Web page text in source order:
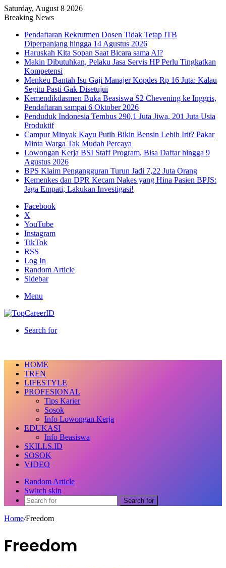
Saturday, August 8 2026
Breaking News
Pendaftaran Rekrutmen Dosen Tidak Tetap ITB
Diperpanjang hingga 14 Agustus 2026
Haruskah Kita Sopan Saat Bicara sama AI?
Makin Dibutuhkan, Pelaku Jasa Servis HP Perlu Tingkatkan
Kompetensi
Menkeu Bantah Isu Gaji Manajer Kopdes Rp 16 Juta: Kalau
Segitu Pasti Gak Disetujui
Kemendikdasmen Buka Beasiswa S2 Chevening ke Inggris,
Pendaftaran sampai 6 Oktober 2026
Penduduk Indonesia Tembus 290,1 Juta Jiwa, 201 Juta Usia
Produktif
Campur Minyak Kayu Putih Bikin Bensin Lebih Irit? Pakar
Minta Warga Tak Mudah Percaya
Lowongan Kerja BSI Staff Program, Bisa Daftar hingga 9
Agustus 2026
BPS Klaim Pengangguran Turun Jadi 7,22 Juta Orang
Kemenkes dan DPR Kecam Nakes yang Hina Pasien BPJS:
Jaga Empati, Lakukan Investigasi!
Facebook
X
YouTube
Instagram
TikTok
RSS
Log In
Random Article
Sidebar
Menu
Search for
HOME
TREN
LIFESTYLE
PROFESIONAL
Tips Karier
Sosok
Info Lowongan Kerja
EDUKASI
Info Beasiswa
SKILLS.ID
SOSOK
VIDEO
Random Article
Switch skin
Search for
Home/Freedom
Freedom